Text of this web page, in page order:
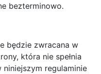
bezterminowo.
będzie zwracana w
która nie spełnia
regulaminie